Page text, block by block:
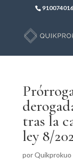
910074016
tras la
ley 8/
porQuikprokuo